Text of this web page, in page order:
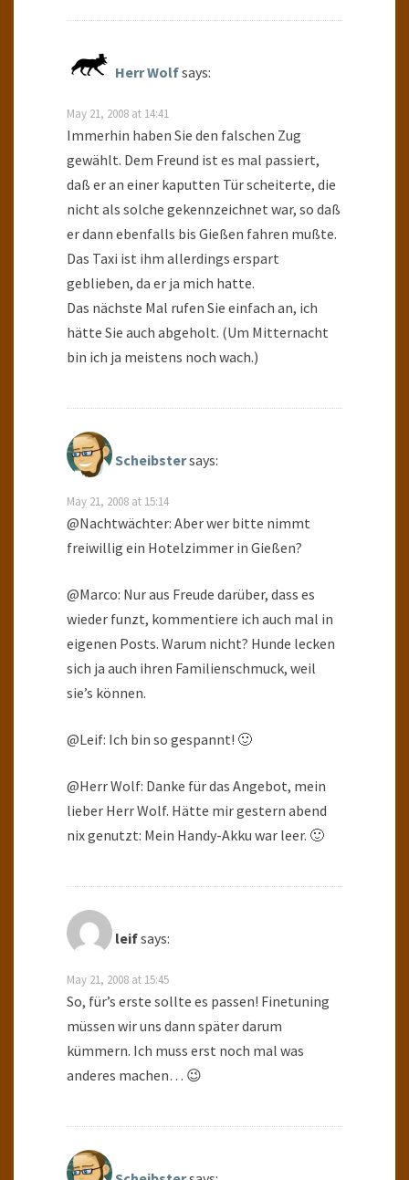
Herr Wolfsays:
May 21, 2008 at 14:41
Immerhin haben Sie den falschen Zug
gewählt. Dem Freund ist es mal passiert,
daß er an einer kaputten Tür scheiterte, die
nicht als solche gekennzeichnet war, so daß
er dann ebenfalls bis Gießen fahren mußte.
Das Taxi ist ihm allerdings erspart
geblieben, da er ja mich hatte.
Das nächste Mal rufen Sie einfach an, ich
hätte Sie auch abgeholt. (Um Mitternacht
bin ich ja meistens noch wach.)
Scheibstersays:
May 21, 2008 at 15:14
@Nachtwächter: Aber wer bitte nimmt
freiwillig ein Hotelzimmer in Gießen?
@Marco: Nur aus Freude darüber, dass es
wieder funzt, kommentiere ich auch mal in
eigenen Posts. Warum nicht? Hunde lecken
sich ja auch ihren Familienschmuck, weil
sie’s können.
@Leif: Ich bin so gespannt! 🙂
@Herr Wolf: Danke für das Angebot, mein
lieber Herr Wolf. Hätte mir gestern abend
nix genutzt: Mein Handy-Akku war leer. 🙂
leifsays:
May 21, 2008 at 15:45
So, für’s erste sollte es passen! Finetuning
müssen wir uns dann später darum
kümmern. Ich muss erst noch mal was
anderes machen… 😉